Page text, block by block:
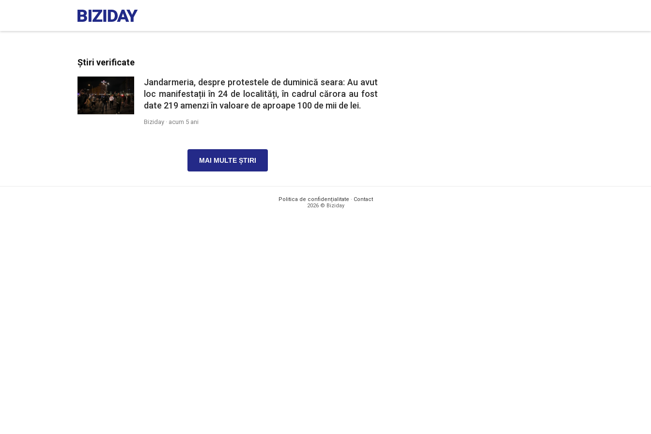
Știri verificate
Jandarmeria, despre protestele de duminică seara: Au avut
loc manifestații în 24 de localități, în cadrul cărora au fost
date 219 amenzi în valoare de aproape 100 de mii de lei.
Biziday · acum 5 ani
MAI MULTE ȘTIRI
Politica de confidențialitate · Contact
2026 © Biziday